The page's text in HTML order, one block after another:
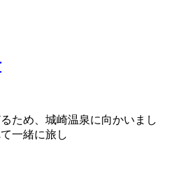
ため、城崎温泉に向かいまし
一緒に旅し